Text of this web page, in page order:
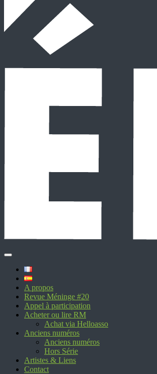
A propos
Revue Méninge #20
Appel à participation
Acheter ou lire RM
Achat via Helloasso
Anciens numéros
Anciens numéros
Hors Série
Artistes & Liens
Contact